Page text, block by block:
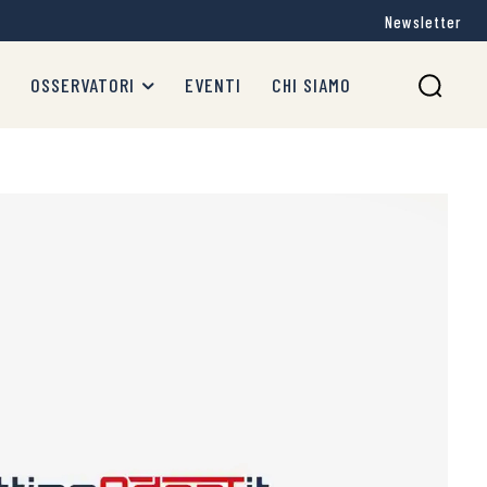
Newsletter
OSSERVATORI EVENTI CHI SIAMO